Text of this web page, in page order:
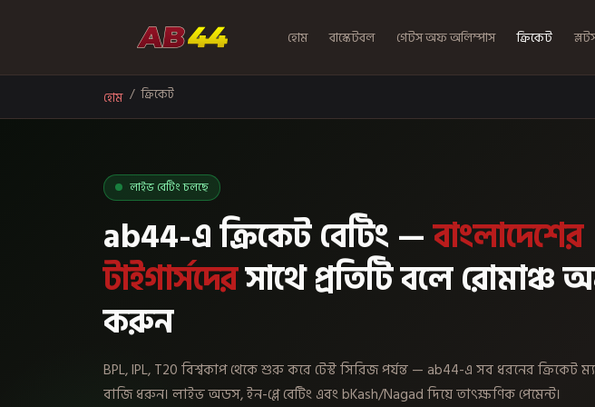
হোম বাস্কেটবল গেটস অফ অলিম্পাস ক্রিকেট
হোম ক্রিকেট
লাইভ বেটিং চলছে
ab44-এ ক্রিকেট বেটিং —বাংলাদেশের
টাইগার্সদেরসাথে প্রতিটি বলে রোমাঞ্চ
করুন
BPL, IPL, T20 বিশ্বকাপ থেকে শুরু করে টেস্ট সিরিজ পর্যন্ত — ab44-এ সব ধরনের ক্রিকেট
বাজি ধরুন। লাইভ অডস, ইন-প্লে বেটিং এবং bKash/Nagad দিয়ে তাৎক্ষণিক পেমেন্ট।